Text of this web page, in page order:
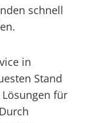
schnell
in
Stand
für